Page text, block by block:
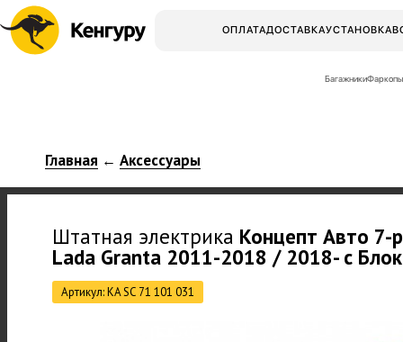
ОПЛАТАДОСТАВКАУСТАНОВКА
БагажникиФаркопы
Главная ← Аксессуары
Штатная электрика Концепт Авто 7-
Lada Granta 2011-2018 / 2018- с
Артикул: KA SC 71 101 031